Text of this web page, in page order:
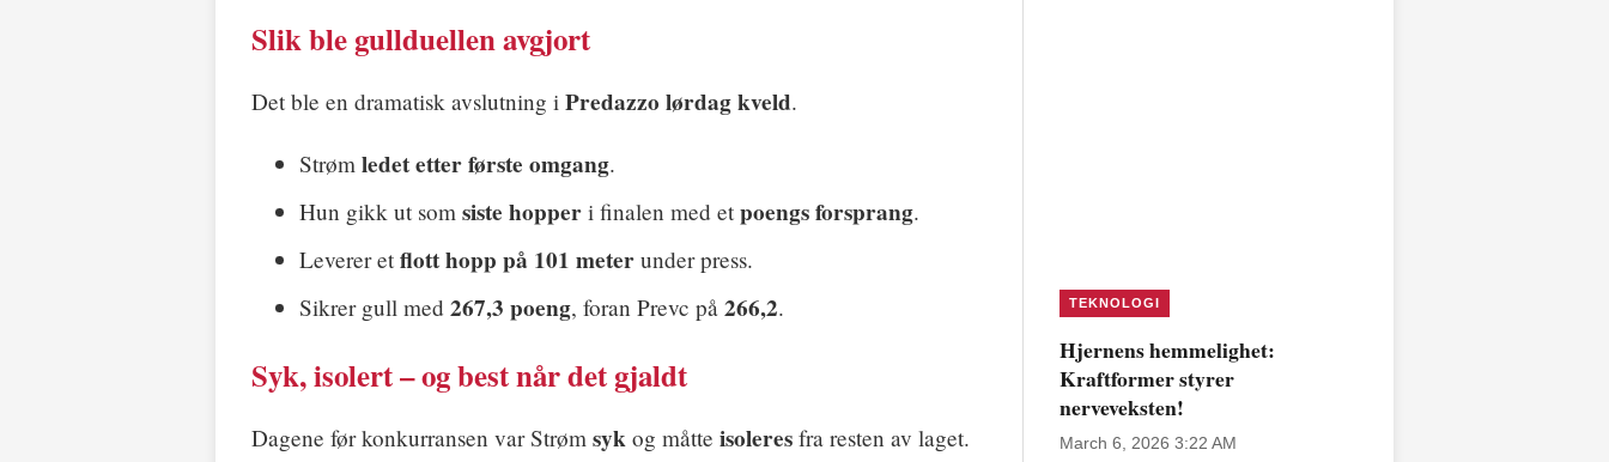
Slik ble gullduellen avgjort
Det ble en dramatisk avslutning i Predazzo lørdag kveld.
Strøm ledet etter første omgang.
Hun gikk ut som siste hopper i finalen med et poengs forsprang.
Leverer et flott hopp på 101 meter under press.
Sikrer gull med 267,3 poeng, foran Prevc på 266,2.
Syk, isolert – og best når det gjaldt
Dagene før konkurransen var Strøm syk og måtte isoleres fra resten av laget.
TEKNOLOGI
Hjernens hemmelighet:
Kraftformer styrer
nerveveksten!
March 6, 2026 3:22 AM